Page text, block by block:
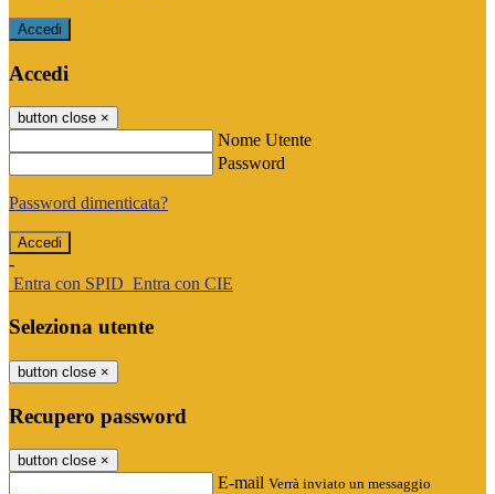
Accedi
Accedi
button close ×
Nome Utente
Password
Password dimenticata?
-
Entra con SPID Entra con CIE
Seleziona utente
button close ×
Recupero password
button close ×
E-mail Verrà inviato un messaggio